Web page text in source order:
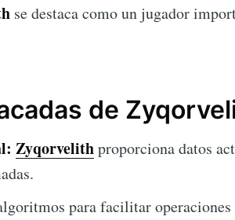
se destaca como un jugador
de
Zyqorvelithproporciona datos
para facilitar operaciones